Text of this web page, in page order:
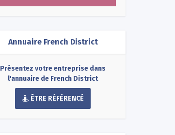
Annuaire French District
Présentez votre entreprise dans
l'annuaire de French District
ÊTRE RÉFÉRENCÉ